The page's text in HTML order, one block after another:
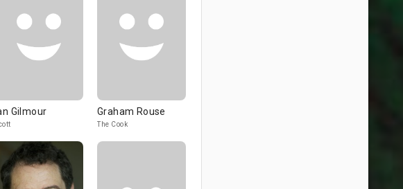
Gilmour Graham Rouse
The Cook